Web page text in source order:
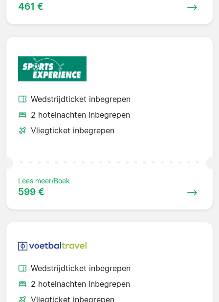
461 €
Wedstrijdticket inbegrepen
2 hotelnachten inbegrepen
Vliegticket inbegrepen
Lees meer/Boek
599 €
Wedstrijdticket inbegrepen
2 hotelnachten inbegrepen
Vliegticket inbegrepen